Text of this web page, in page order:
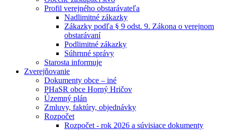
Profil verejného obstarávateľa
Nadlimitné zákazky
Zákazky podľa § 9 odst. 9. Zákona o verejnom
obstarávaní
Podlimitné zákazky
Súhrnné správy
Starosta informuje
Zverejňovanie
Dokumenty obce – iné
PHaSR obce Horný Hričov
Územný plán
Zmluvy, faktúry, objednávky
Rozpočet
Rozpočet - rok 2026 a súvisiace dokumenty